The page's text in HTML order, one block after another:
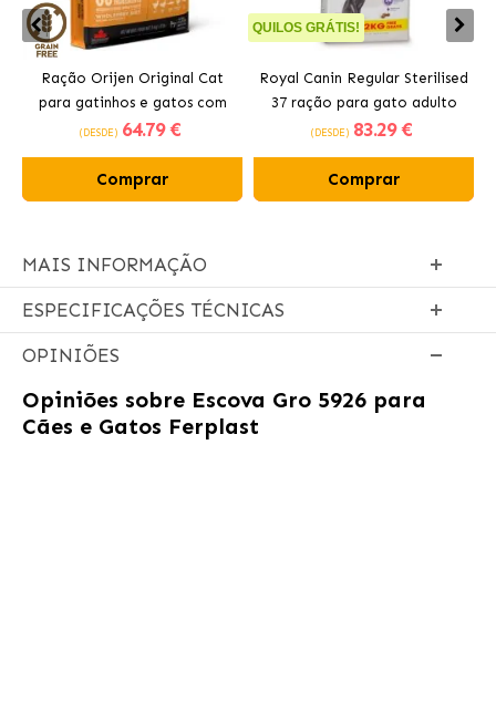
Ração Orijen Original Cat
para gatinhos e gatos com
frango
(DESDE) 64.79 €
Comprar
QUILOS GRÁTIS!
Royal Canin Regular Sterilised
37 ração para gato adulto
esterilizado
(DESDE) 83.29 €
Comprar
MAIS INFORMAÇÃO
ESPECIFICAÇÕES TÉCNICAS
OPINIÕES
Opiniões sobre Escova Gro 5926 para
Cães e Gatos Ferplast